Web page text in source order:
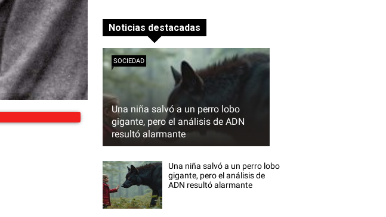
Noticias destacadas
Una niña salvó a un perro lobo
gigante, pero el análisis de ADN
resultó alarmante
SOCIEDAD
Una niña salvó a un perro lobo
gigante, pero el análisis de
ADN resultó alarmante